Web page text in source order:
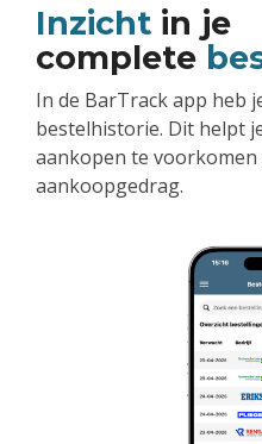
Inzicht in je
complete
In de BarTrack app heb
bestelhistorie. Dit helpt
aankopen te
aankoopgedrag.